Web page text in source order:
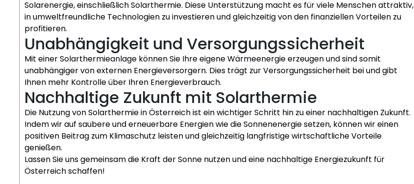
Solarenergie, einschließlich Solarthermie. Diese Unterstützung macht es für viele Menschen attraktiv,
in umweltfreundliche Technologien zu investieren und gleichzeitig von den finanziellen Vorteilen zu
profitieren.
Unabhängigkeit und Versorgungssicherheit
Mit einer Solarthermieanlage können Sie Ihre eigene Wärmeenergie erzeugen und sind somit
unabhängiger von externen Energieversorgern. Dies trägt zur Versorgungssicherheit bei und gibt
Ihnen mehr Kontrolle über Ihren Energieverbrauch.
Nachhaltige Zukunft mit Solarthermie
Die Nutzung von Solarthermie in Österreich ist ein wichtiger Schritt hin zu einer nachhaltigen Zukunft.
Indem wir auf saubere und erneuerbare Energien wie die Sonnenenergie setzen, können wir einen
positiven Beitrag zum Klimaschutz leisten und gleichzeitig langfristige wirtschaftliche Vorteile
genießen.
Lassen Sie uns gemeinsam die Kraft der Sonne nutzen und eine nachhaltige Energiezukunft für
Österreich schaffen!